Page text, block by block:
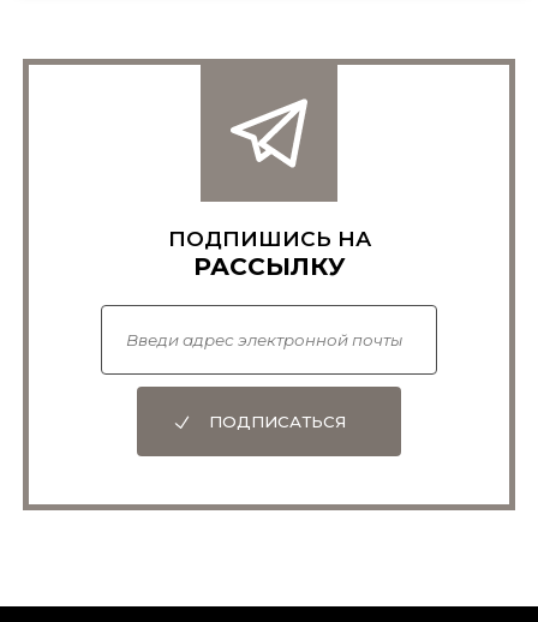
ПОДПИШИСЬ НА
РАССЫЛКУ
ПОДПИСАТЬСЯ